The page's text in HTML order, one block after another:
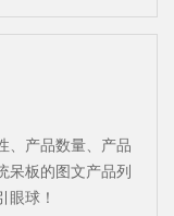
、产品数量、产品
呆板的图文产品列
眼球！